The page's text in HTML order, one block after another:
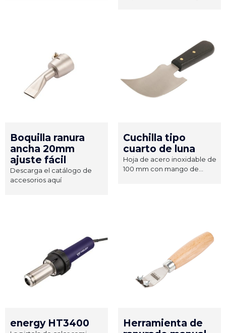
Boquilla ranura
ancha 20mm
ajuste fácil
Descarga el catálogo de
accesorios aquí
Cuchilla tipo
cuarto de luna
Hoja de acero inoxidable de
100 mm con mango de...
energy HT3400
Herramienta de